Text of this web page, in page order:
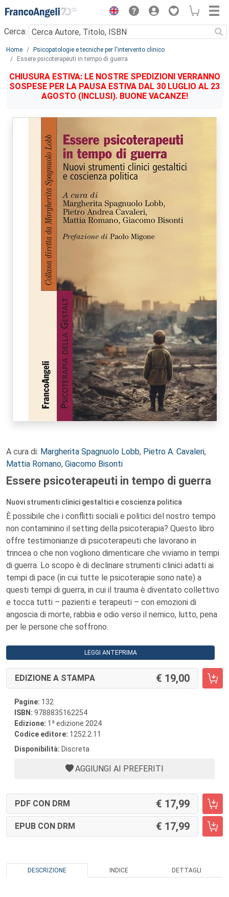
Menu
Cerca:
Main content
Home
Psicopatologie e tecniche per l'intervento clinico
Essere psicoterapeuti in tempo di guerra
CHIUSURA ESTIVA: LE NOSTRE SPEDIZIONI VERRANNO
SOSPESE PER LA PAUSA ESTIVA DAL 30 LUGLIO AL 23
AGOSTO (INCLUSI). BUONE VACANZE!
A cura di: Margherita Spagnuolo Lobb, Pietro A. Cavaleri,
Mattia Romano, Giacomo Bisonti
Essere psicoterapeuti in tempo di guerra
Nuovi strumenti clinici gestaltici e coscienza politica
È possibile che i conflitti sociali e politici del nostro tempo
non contaminino il setting della psicoterapia? Questo libro
offre testimonianze di psicoterapeuti che lavorano in
trincea o che non vogliono dimenticare che viviamo in tempi
di guerra. Lo scopo è di declinare strumenti clinici adatti ai
tempi di pace (in cui tutte le psicoterapie sono nate) a
questi tempi di guerra, in cui il trauma è diventato collettivo
e tocca tutti – pazienti e terapeuti – con emozioni di
angoscia di morte, rabbia e odio verso il nemico, lutto, pena
per le persone che soffrono.
LEGGI ANTEPRIMA
EDIZIONE A STAMPA 19,00
Pagine: 132
ISBN: 9788835162254
Edizione: 1 a edizione 2024
Codice editore: 1252.2.11
Disponibilità: Discreta
AGGIUNGI AI PREFERITI
PDF CON DRM 17,99
EPUB CON DRM 17,99
DESCRIZIONE INDICE DETTAGLI